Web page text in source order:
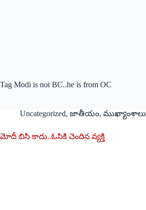
Tag Modi is not BC..he is from OC
Uncategorized, జాతీయం, ముఖ్యాంశాలు
మోదీ బిసి కాదు..ఓసికి చెందిన వ్యక్తి